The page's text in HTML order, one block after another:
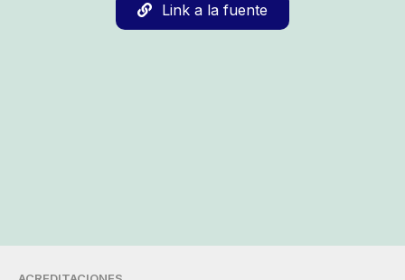
Link a la fuente